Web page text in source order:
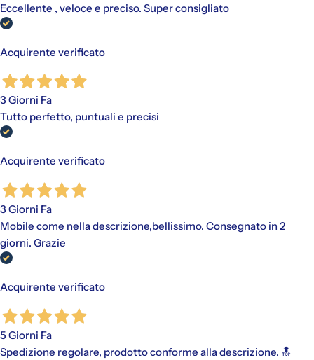
Eccellente , veloce e preciso. Super consigliato
Acquirente verificato
3 Giorni Fa
Tutto perfetto, puntuali e precisi
Acquirente verificato
3 Giorni Fa
Mobile come nella descrizione,bellissimo. Consegnato in 2
giorni. Grazie
Acquirente verificato
5 Giorni Fa
Spedizione regolare, prodotto conforme alla descrizione. 🔝